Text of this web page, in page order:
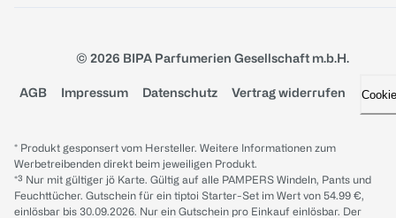
© 2026 BIPA Parfumerien Gesellschaft m.b.H.
AGB Impressum Datenschutz Vertrag widerrufen
* Produkt gesponsert vom Hersteller. Weitere Informationen zum
Werbetreibenden direkt beim jeweiligen Produkt.
*³ Nur mit gültiger jö Karte. Gültig auf alle PAMPERS Windeln, Pants und
Feuchttücher. Gutschein für ein tiptoi Starter-Set im Wert von 54.99 €,
einlösbar bis 30.09.2026. Nur ein Gutschein pro Einkauf einlösbar. Der